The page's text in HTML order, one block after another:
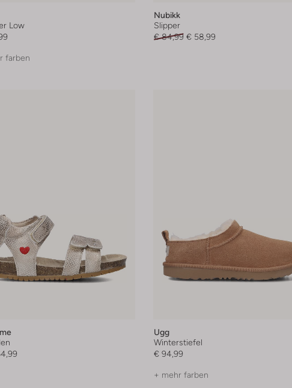
Low
farben
Nubikk
Slipper
€ 84,99 € 58,99
Ugg
Winterstiefel
€ 94,99
+ mehr farben